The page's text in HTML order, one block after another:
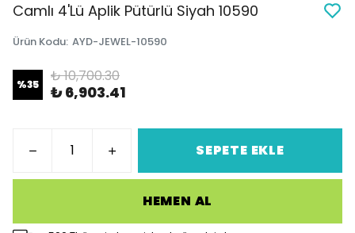
Camlı 4'Lü Aplik Pütürlü Siyah 10590
Ürün Kodu: AYD-JEWEL-10590
%35 ₺ 10,700.30
₺ 6,903.41
SEPETE EKLE
HEMEN AL